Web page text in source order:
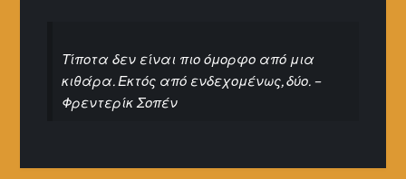
Τίποτα δεν είναι πιο όμορφο από μια
κιθάρα. Εκτός από ενδεχομένως, δύο. –
Φρεντερίκ Σοπέν